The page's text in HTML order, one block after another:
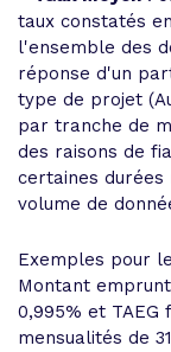
taux constatés
l'ensemble des
réponse d'un
type de projet
par tranche de
des raisons de
certaines durées
volume de
Exemples pour
Montant
0,995% et TAEG
mensualités de